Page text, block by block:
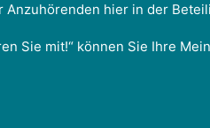
Anzuhörenden hier in der
Sie mit!“ können Sie Ihre